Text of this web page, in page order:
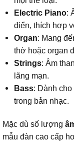
Electric Piano:
điển, thích hợp
Organ: Mang
thờ hoặc organ
Strings: Âm
lãng mạn.
Bass: Dành
trong bản nhạc.
Mặc dù số lượng
mẫu đàn cao cấp